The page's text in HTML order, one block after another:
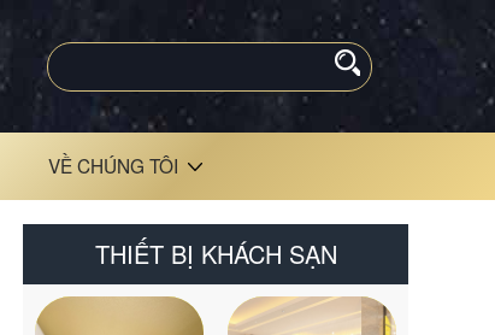
VỀ CHÚNG TÔI
THIẾT BỊ KHÁCH SẠN